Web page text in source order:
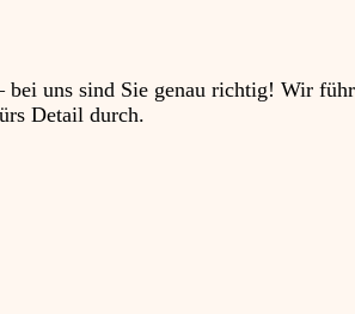
uns sind Sie genau richtig! Wir
Detail durch.